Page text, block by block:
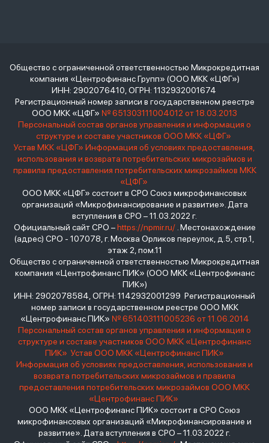
Общество с ограниченной ответственностью Микрокредитная
компания «Центрофинанс Групп» (ООО МКК «ЦФГ»)
ИНН: 2902076410, ОГРН: 1132932001674
Регистрационный номер записи в государственном реестре
ООО МКК «ЦФГ» № 651303111004012 от 18.03.2013
Персональный состав органов управления и информация о
структуре и составе участников ООО МКК «ЦФГ»
Устав МКК «ЦФГ» Информация об условиях предоставления,
использования и возврата потребительских микрозаймов и
правила предоставления потребительских микрозаймов МКК
«ЦФГ»
ООО МКК «ЦФГ» состоит в СРО Союз микрофинансовых
организаций «Микрофинансирование и развитие». Дата
вступления в СРО – 11.03.2022 г.
Официальный сайт СРО –https://npmir.ru/. Местонахождение
(адрес) СРО - 107078, г. Москва Орликов переулок, д.5, стр.1,
этаж 2, пом.11
Общество с ограниченной ответственностью Микрокредитная
компания «Центрофинанс ПИК» (ООО МКК «Центрофинанс
ПИК»)
ИНН: 2902078584, ОГРН: 1142932001299 Регистрационный
номер записи в государственном реестре ООО МКК
«Центрофинанс ПИК» № 651403111005236 от 11.06.2014
Персональный состав органов управления и информация о
структуре и составе участников ООО МКК «Центрофинанс
ПИК» Устав ООО МКК «Центрофинанс ПИК»
Информация об условиях предоставления, использования и
возврата потребительских микрозаймов и правила
предоставления потребительских микрозаймов ООО МКК
«Центрофинанс ПИК»
ООО МКК «Центрофинанс ПИК» состоит в СРО Союз
микрофинансовых организаций «Микрофинансирование и
развитие». Дата вступления в СРО – 11.03.2022 г.